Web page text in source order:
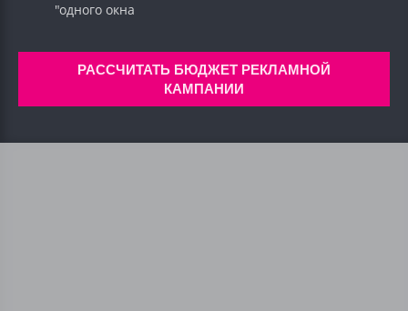
"одного окна
РАССЧИТАТЬ БЮДЖЕТ РЕКЛАМНОЙ
КАМПАНИИ